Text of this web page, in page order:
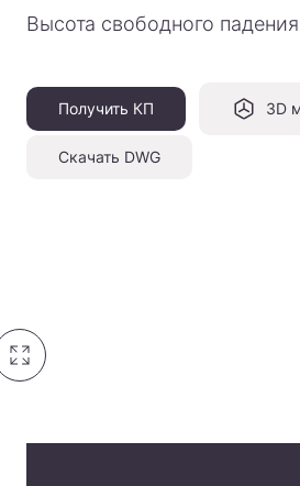
Высота свободного
Получить КП 3D
Скачать DWG